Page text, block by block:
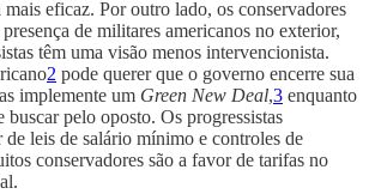
mais eficaz. Por outro lado, os conservadores
de militares americanos no exterior,
têm uma visão menos intervencionista.
2 pode querer que o governo encerre sua
implemente um Green New Deal,3 enquanto
buscar pelo oposto. Os progressistas
de leis de salário mínimo e controles de
conservadores são a favor de tarifas no